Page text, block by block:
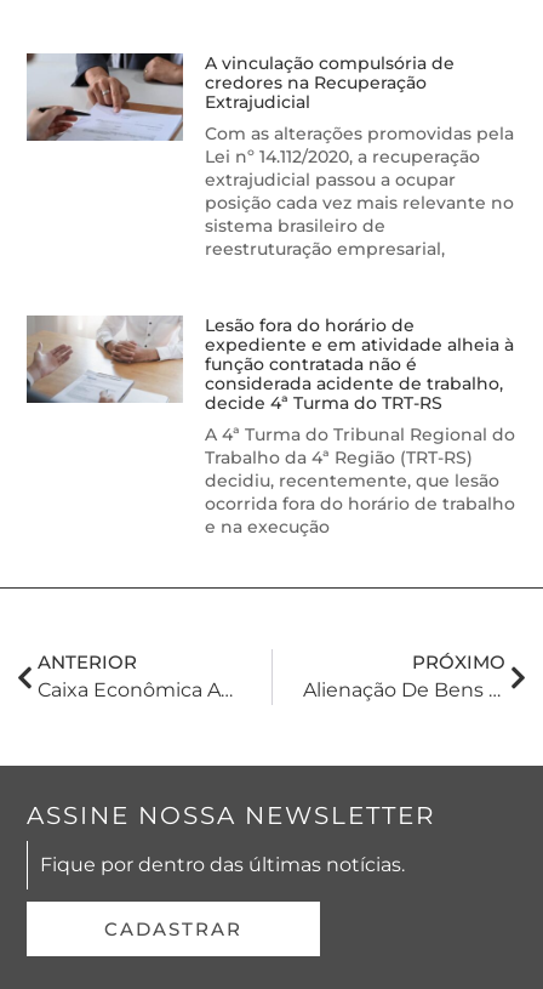
A vinculação compulsória de
credores na Recuperação
Extrajudicial
Com as alterações promovidas pela
Lei nº 14.112/2020, a recuperação
extrajudicial passou a ocupar
posição cada vez mais relevante no
sistema brasileiro de
reestruturação empresarial,
Lesão fora do horário de
expediente e em atividade alheia à
função contratada não é
considerada acidente de trabalho,
decide 4ª Turma do TRT-RS
A 4ª Turma do Tribunal Regional do
Trabalho da 4ª Região (TRT-RS)
decidiu, recentemente, que lesão
ocorrida fora do horário de trabalho
e na execução
ANTERIOR
Caixa Econômica Atende Pleito Da OAB E Implementa PIX Judicial Na Justiça Federal
PRÓXIMO
Alienação De Bens Do Espólio Sem Alvará Judicial
ASSINE NOSSA NEWSLETTER
Fique por dentro das últimas notícias.
CADASTRAR